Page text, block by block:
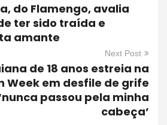
do Flamengo, avalia
ter sido traída e
amante
Next Post
de 18 anos estreia na
Week em desfile de grife
passou pela minha
cabeça’